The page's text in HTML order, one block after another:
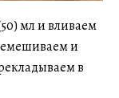
мл и вливаем
и
в